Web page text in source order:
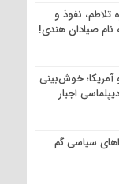
نفوذ و
صیادان هندی!
آمریکا؛ خوش‌بینی
اجبار
سیاسی گم